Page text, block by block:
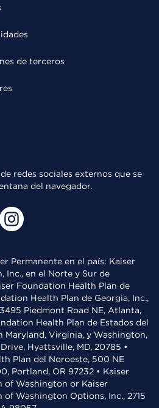
de terceros
redes sociales externos que se
del navegador.
Permanente en el país: Kaiser
Inc., en el Norte y Sur de
Foundation Health Plan de
Health Plan de Georgia, Inc.,
Piedmont Road NE, Atlanta,
Health Plan de Estados del
Maryland, Virginia, y Washington,
Hyattsville, MD, 20785 •
Plan del Noroeste, 500 NE
Portland, OR 97232 • Kaiser
of Washington or Kaiser
Washington Options, Inc., 2715